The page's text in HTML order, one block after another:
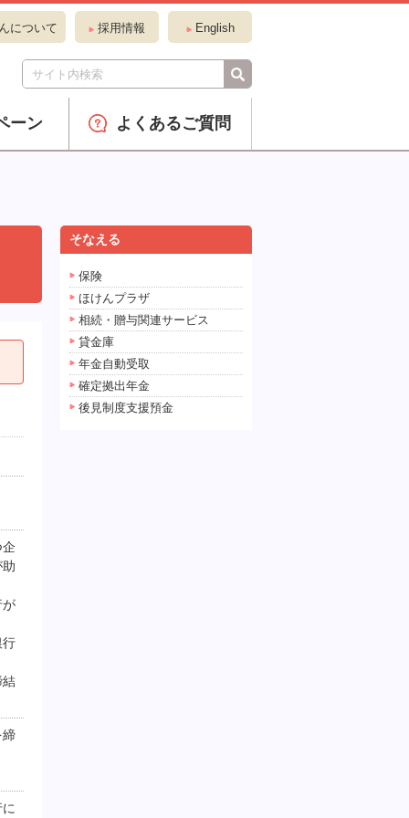
について 採用情報 English
ーン よくあるご質問
が
行
結
締
そなえる
保険
ほけんプラザ
相続・贈与関連サービス
貸金庫
年金自動受取
確定拠出年金
後見制度支援預金